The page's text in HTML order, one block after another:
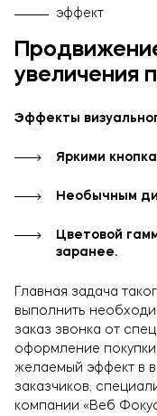
эффект
увеличения
Эффекты
Яркими
Необычным
Цветовой
заранее.
Главная задача
выполнить
заказ звонка от
оформление
желаемый эффект в
заказчиков,
компании «Веб